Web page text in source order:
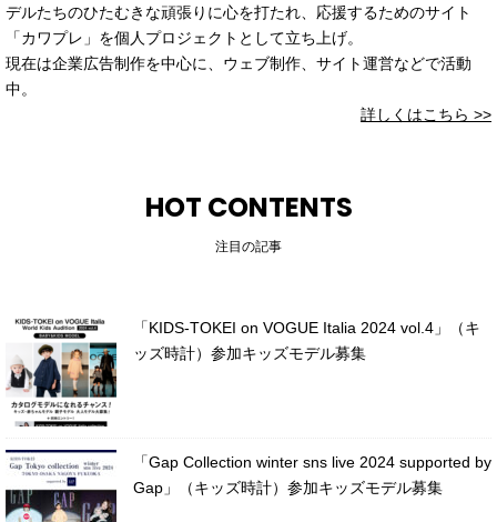
デルたちのひたむきな頑張りに心を打たれ、応援するためのサイト
「カワプレ」を個人プロジェクトとして立ち上げ。
現在は企業広告制作を中心に、ウェブ制作、サイト運営などで活動
中。
詳しくはこちら >>
HOT CONTENTS
注目の記事
「KIDS-TOKEI on VOGUE Italia 2024 vol.4」（キ
ッズ時計）参加キッズモデル募集
「Gap Collection winter sns live 2024 supported by
Gap」（キッズ時計）参加キッズモデル募集